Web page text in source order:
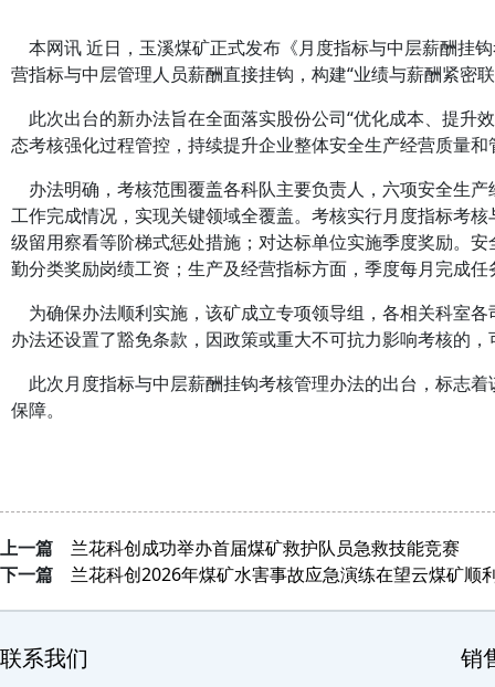
本网讯 近日，玉溪煤矿正式发布《月度指标与中层薪酬挂
营指标与中层管理人员薪酬直接挂钩，构建“业绩与薪酬紧密
此次出台的新办法旨在全面落实股份公司“优化成本、提升
态考核强化过程管控，持续提升企业整体安全生产经营质量和
办法明确，考核范围覆盖各科队主要负责人，六项安全生
工作完成情况，实现关键领域全覆盖。考核实行月度指标考
级留用察看等阶梯式惩处措施；对达标单位实施季度奖励。
勤分类奖励岗绩工资；生产及经营指标方面，季度每月完成
为确保办法顺利实施，该矿成立专项领导组，各相关科室
办法还设置了豁免条款，因政策或重大不可抗力影响考核的
此次月度指标与中层薪酬挂钩考核管理办法的出台，标志
保障。
上一篇
兰花科创成功举办首届煤矿救护队员急救技能竞赛
下一篇
兰花科创2026年煤矿水害事故应急演练在望云煤矿顺
联系我们 销